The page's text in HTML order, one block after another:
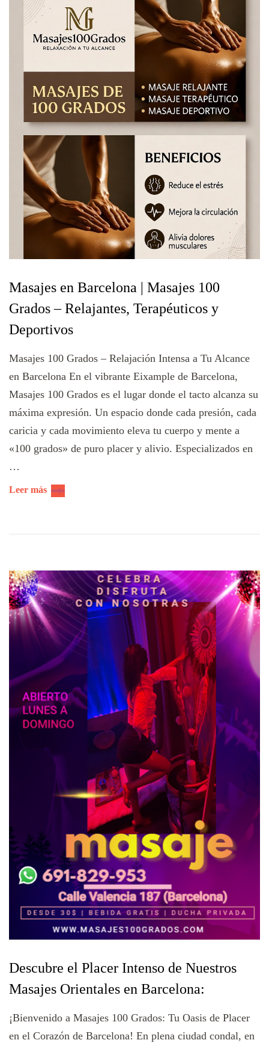
Masajes en Barcelona | Masajes 100
Grados – Relajantes, Terapéuticos y
Deportivos
Masajes 100 Grados – Relajación Intensa a Tu Alcance
en Barcelona En el vibrante Eixample de Barcelona,
Masajes 100 Grados es el lugar donde el tacto alcanza su
máxima expresión. Un espacio donde cada presión, cada
caricia y cada movimiento eleva tu cuerpo y mente a
«100 grados» de puro placer y alivio. Especializados en
…
Leer más
Descubre el Placer Intenso de Nuestros
Masajes Orientales en Barcelona:
¡Bienvenido a Masajes 100 Grados: Tu Oasis de Placer
en el Corazón de Barcelona! En plena ciudad condal, en